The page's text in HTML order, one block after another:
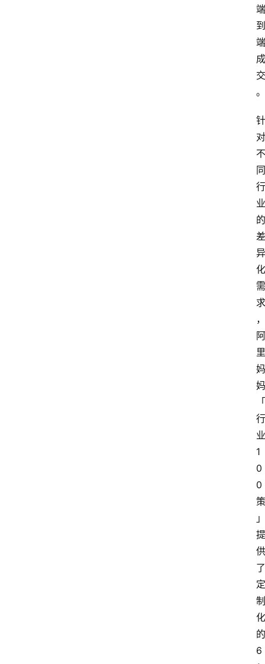
端
到
端
成
交
。
针
对
不
同
行
业
的
差
异
化
需
求
，
阿
里
妈
妈
「
行
业
1
0
0
策
」
提
供
了
定
制
化
的
6